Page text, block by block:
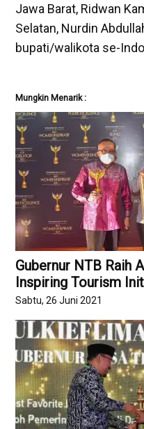
Jawa Barat, Ridwan
Selatan, Nurdin
bupati/walikota se-
Mungkin Menarik :
Gubernur NTB Raih
Inspiring Tourism
Sabtu, 26 Juni 2021